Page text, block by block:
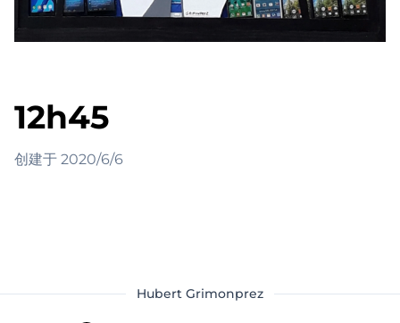
12h45
创建于 2020/6/6
Hubert Grimonprez